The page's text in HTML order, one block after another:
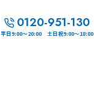
0120-951-130
平日9:00～20:00 土日祝9:00～18:00